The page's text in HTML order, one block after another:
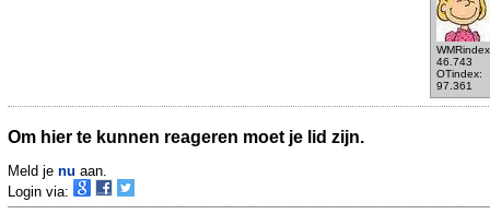
46.743
OTindex:
97.361
Om hier te kunnen reageren moet je lid zijn.
Meld je nu aan.
Login via: